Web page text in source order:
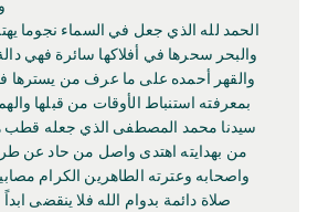
الحمد لله الذي جعل في السماء نجوما
والبحر سحرها في أفلاکها سائرة فهي
والقهر أحمده علی ما عرف من یسترها
بمعرفته استنباط الأوقات من قبلها
سیدنا محمد المصطفی الذي جعله قطب
من بهدایته اهتدی واصل من حاد عن
واصحابه وعترته الطاهرین الکرام
صلاة دائمة بدوام الله فلا ینقضی